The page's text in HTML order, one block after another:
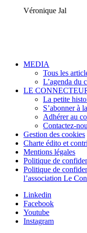
Véronique Jal
MEDIA
Tous les
L’agenda du
LE
La petite
S’abonner à
Adhérer au
Contactez-
Gestion des cookies
Charte édito et
Mentions légales
Politique de
Politique de
l’association Le
Linkedin
Facebook
Youtube
Instagram